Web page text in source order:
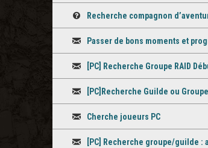
Recherche compagnon
Passer de bons moments et
[PC] Recherche Groupe RAID
[PC]Recherche Guilde ou
Cherche joueurs PC
[PC] Recherche groupe/guilde :